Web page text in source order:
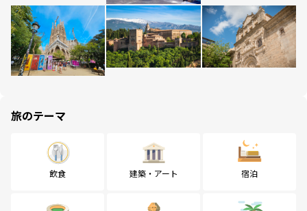
旅のテーマ
飲食 建築・アート 宿泊